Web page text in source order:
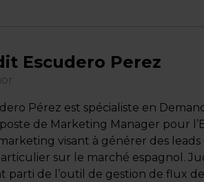
Escudero Perez
Pérez est spécialiste en
de Marketing Manager pour
visant à générer des
sur le marché espagnol.
parti de l’outil de gestion de flux